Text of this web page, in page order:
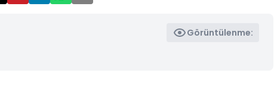
Görüntülenme: